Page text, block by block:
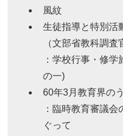
風紋
生徒指導と特別活
（文部省教科調査
：学校行事・修
の一)
60年3月教育界の
：臨時教育審議
ぐって